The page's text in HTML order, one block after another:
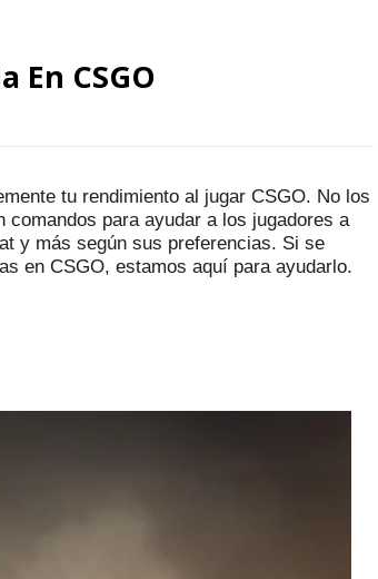
En CSGO
tu rendimiento al jugar CSGO. No los
para ayudar a los jugadores a
y más según sus preferencias. Si se
en CSGO, estamos aquí para ayudarlo.